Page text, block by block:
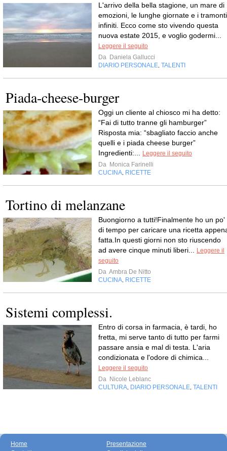
L'arrivo della bella stagione, un mare di
emozioni, le lunghe giornate e i tramonti
infiniti. Ecco come sto vivendo questa
nuova estate 2015, e voglio godermi...
Leggere il seguito
Da Daniela Gallucci
DIARIO PERSONALE TALENTI
Piada-cheese-burger
Oggi un cliente al chiosco mi ha detto:
“Fai di tutto tranne gli hamburger”
Risposta mia: “sbagliato faccio anche
quelli e i piada cheese burger”
Ingredienti:...
Leggere il seguito
Da Monica Farinelli
CUCINA RICETTE
Tortino di melanzane
Buongiorno a tutti!Finalmente ho un po'
di tempo per caricare una ricetta
fatta.In questi giorni non sto riuscendo
ad avere cinque minuti liberi...
Leggere il
seguito
Da Ambra De Nitto
CUCINA RICETTE
Sistemi complessi.
Entro di corsa in farmacia, è tardi, ho
fretta, mi serve tanto di tutto per farmi
passare ansia e mal di testa. L'aria
condizionata e l'odore di chimica...
Leggere il seguito
Da Nicole Leblanc
CULTURA DIARIO PERSONALE TALENTI
Home
Presentazione